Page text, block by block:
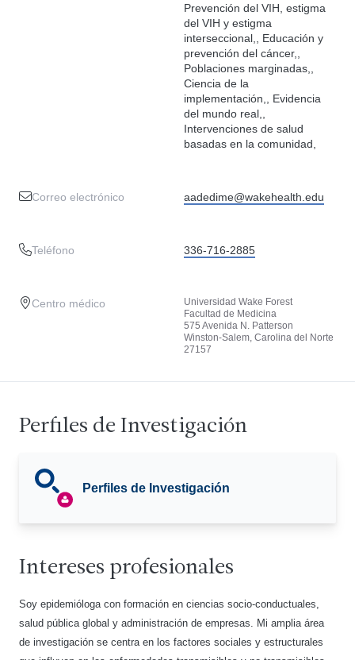
Prevención del VIH, estigma
del VIH y estigma
interseccional,, Educación y
prevención del cáncer,,
Poblaciones marginadas,,
Ciencia de la
implementación,, Evidencia
del mundo real,,
Intervenciones de salud
basadas en la comunidad,
Correo electrónico aadedime@wakehealth.edu
Teléfono 336-716-2885
Centro médico
Universidad Wake Forest
Facultad de Medicina
575 Avenida N. Patterson
Winston-Salem, Carolina del Norte
27157
Perfiles de Investigación
Perfiles de Investigación
Intereses profesionales
Soy epidemióloga con formación en ciencias socio-conductuales,
salud pública global y administración de empresas. Mi amplia área
de investigación se centra en los factores sociales y estructurales